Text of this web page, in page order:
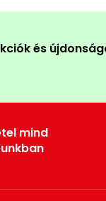
és
mind